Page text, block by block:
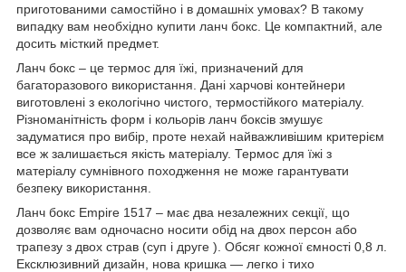
приготованими самостійно і в домашніх умовах? В такому
випадку вам необхідно купити ланч бокс. Це компактний, але
досить місткий предмет.
Ланч бокс – це термос для їжі, призначений для
багаторазового використання. Дані харчові контейнери
виготовлені з екологічно чистого, термостійкого матеріалу.
Різноманітність форм і кольорів ланч боксів змушує
задуматися про вибір, проте нехай найважливішим критерієм
все ж залишається якість матеріалу. Термос для їжі з
матеріалу сумнівного походження не може гарантувати
безпеку використання.
Ланч бокс Empire 1517 – має два незалежних секції, що
дозволяє вам одночасно носити обід на двох персон або
трапезу з двох страв (суп і друге ). Обсяг кожної ємності 0,8 л.
Ексклюзивний дизайн, нова кришка — легко і тихо